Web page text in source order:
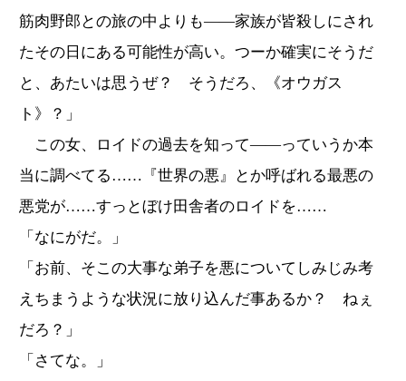
筋肉野郎との旅の中よりも――家族が皆殺しにされ
たその日にある可能性が高い。つーか確実にそうだ
と、あたいは思うぜ？ そうだろ、《オウガス
ト》？」
この女、ロイドの過去を知って――っていうか本
当に調べてる……『世界の悪』とか呼ばれる最悪の
悪党が……すっとぼけ田舎者のロイドを……
「なにがだ。」
「お前、そこの大事な弟子を悪についてしみじみ考
えちまうような状況に放り込んだ事あるか？ ねぇ
だろ？」
「さてな。」